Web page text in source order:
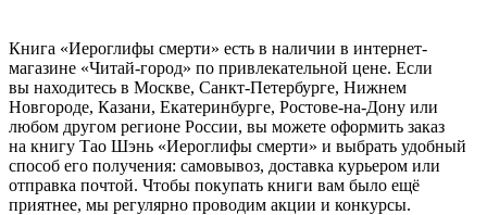
Книга «Иероглифы смерти» есть в наличии в интернет-
магазине «Читай-город» по привлекательной цене. Если
вы находитесь в Москве, Санкт-Петербурге, Нижнем
Новгороде, Казани, Екатеринбурге, Ростове-на-Дону или
любом другом регионе России, вы можете оформить заказ
на книгу Тао Шэнь «Иероглифы смерти» и выбрать удобный
способ его получения: самовывоз, доставка курьером или
отправка почтой. Чтобы покупать книги вам было ещё
приятнее, мы регулярно проводим акции и конкурсы.